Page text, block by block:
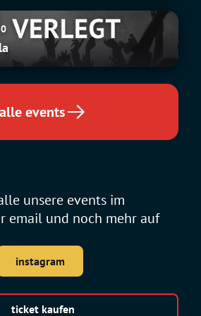
alle events
unsere events im
email und noch mehr auf
instagram
ticket kaufen